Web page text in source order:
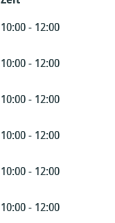
10:00 - 12:00
10:00 - 12:00
10:00 - 12:00
10:00 - 12:00
10:00 - 12:00
10:00 - 12:00